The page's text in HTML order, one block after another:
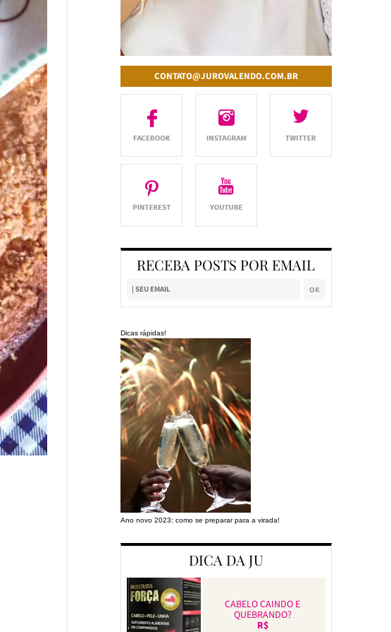
CONTATO@JUROVALENDO.COM.BR
RECEBA POSTS POR EMAIL
Dicas rápidas!
Ano novo 2023: como se preparar para a virada!
DICA DA JU
CABELO CAINDO E
QUEBRANDO?
R$